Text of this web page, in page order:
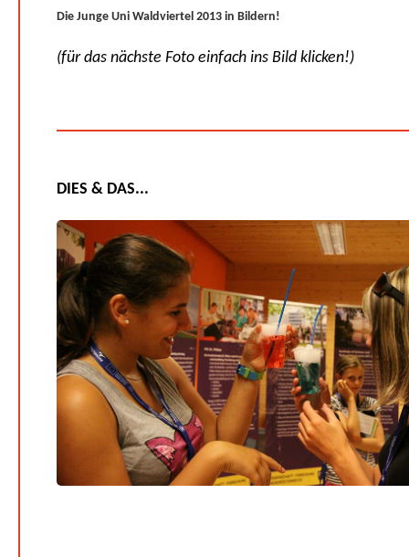
Die Junge Uni Waldviertel 2013 in Bildern!
(für das nächste Foto einfach ins Bild klicken!)
DIES & DAS...